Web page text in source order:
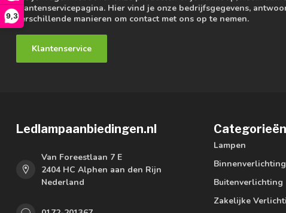
9,3
klantenservicepagina. Hier vind je onze bedrijfsgegevens,
verschillende manieren om contact met ons op te nemen.
Klantenservice
Ledlampaanbiedingen.nl
Van Foreestlaan 7 E
2404 HC Alphen aan den Rijn
Nederland
Categorieën
Lampen
Binnenverlichting
Buitenverlichting
Zakelijke